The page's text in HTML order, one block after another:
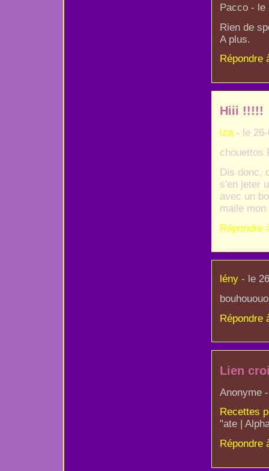
Pacco - le
Rien de
A plus.
Répondre
Hiii !!!!!
iza- le 26-
chouettos
Dis donc,
s'en jeter
avec un
maile mon
Répondre
lény- le
Répondre
Lien
Anonyme
Recettes
"ate |
Répondre